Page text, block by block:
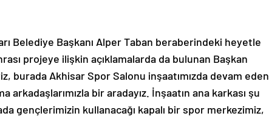
Belediye Başkanı Alper Taban beraberindeki heyetle
projeye ilişkin açıklamalarda da bulunan Başkan
burada Akhisar Spor Salonu inşaatımızda devam eden
arkadaşlarımızla bir aradayız. İnşaatın ana karkası şu
gençlerimizin kullanacağı kapalı bir spor merkezimiz,